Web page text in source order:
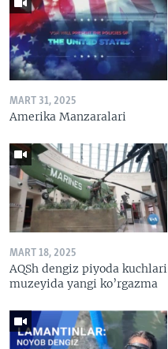
MART 31, 2025
Amerika Manzaralari
MART 18, 2025
AQSh dengiz piyoda kuchlari
muzeyida yangi ko’rgazma